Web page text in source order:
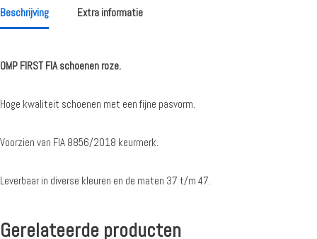
Beschrijving Extra informatie
OMP FIRST FIA schoenen roze.
Hoge kwaliteit schoenen met een fijne pasvorm.
Voorzien van FIA 8856/2018 keurmerk.
Leverbaar in diverse kleuren en de maten 37 t/m 47.
Gerelateerde producten